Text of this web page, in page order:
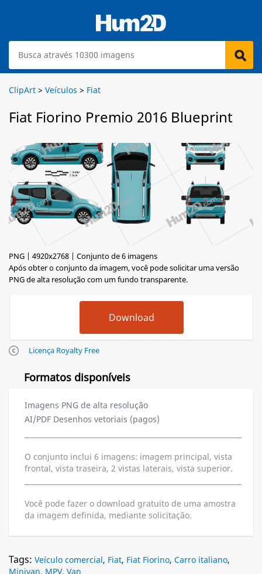
ClipArt > Veículos > Fiat
Fiat Fiorino Premio 2016 Blueprint
PNG | 4920x2768 | Conjunto de 6 imagens
Após obter o conjunto da imagem, você pode solicitar uma versão
PNG de alta resolução com um fundo transparente.
Licença Royalty Free
Formatos disponíveis
Imagens PNG de alta resolução
AI/PDF Desenhos vetoriais (pagos)
O conjunto inclui 6 imagens: imagem principal, vista
frontal, vista traseira, 2 vistas laterais, vista superior.
Você pode fazer o download gratuito de uma amostra
da imagem definida, mediante solicitação.
Tags: Veículo comercial, Fiat, Fiat Fiorino, Carro italiano,
Minivan, MPV, Van